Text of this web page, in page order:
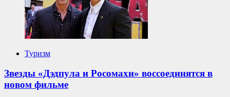
Туризм
Звезды «Дэдпула и Росомахи» воссоединятся в
новом фильме